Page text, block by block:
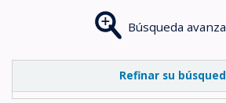
Búsqueda
Refinar su